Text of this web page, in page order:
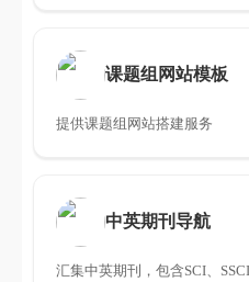
课题组网站模板
提供课题组网站搭建服务
中英期刊导航
汇集中英期刊，包含SCI、